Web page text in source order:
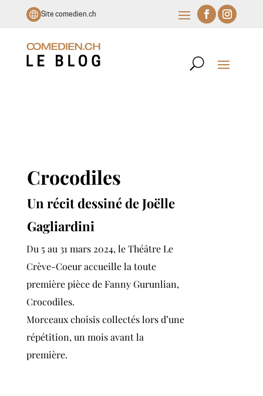
Site comedien.ch
Crocodiles
Un récit dessiné de Joëlle
Gagliardini
Du 5 au 31 mars 2024, le Théâtre Le
Crève-Coeur accueille la toute
première pièce deFanny Gurunlian,
Crocodiles.
Morceaux choisis collectés lors d’une
répétition, un mois avant la
première.